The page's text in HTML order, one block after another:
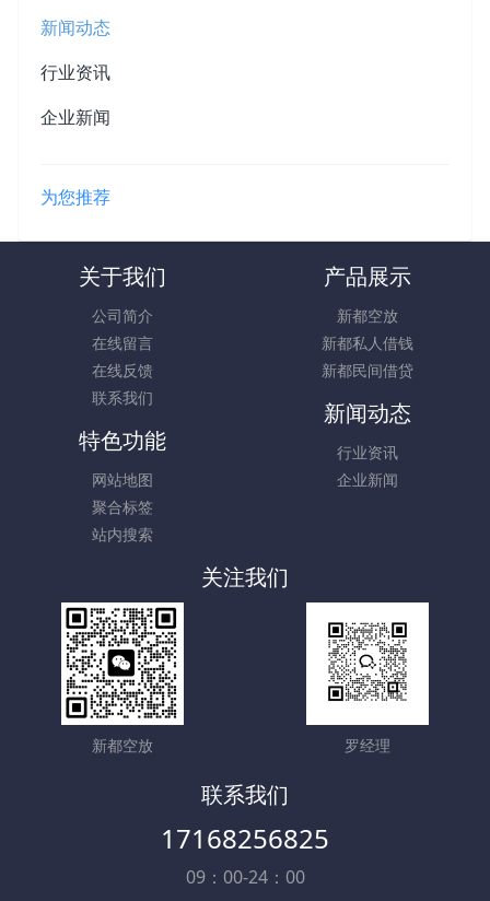
新闻动态
行业资讯
企业新闻
为您推荐
关于我们
公司简介
在线留言
在线反馈
联系我们
产品展示
新都空放
新都私人借钱
新都民间借贷
新闻动态
行业资讯
企业新闻
特色功能
网站地图
聚合标签
站内搜索
关注我们
新都空放 罗经理
联系我们
17168256825
09：00-24：00